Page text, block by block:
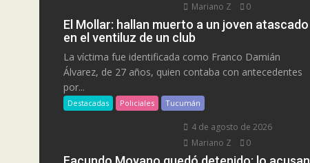
Mariano Z
0
El Mollar: hallan muerto a un joven atascado
en el ventiluz de un club
La víctima fue identificada como Franco Damián
Álvarez, de 27 años, quien contaba con antecedentes
por...
Destacadas Policiales Tucumán
4 de agosto de 2026
Mariano Z
0